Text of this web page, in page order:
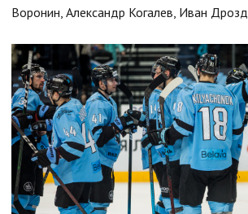
Воронин, Александр Когалев, Иван